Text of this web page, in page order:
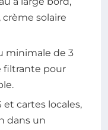
solaire
minimale de 3
filtrante pour
et cartes locales,
dans un